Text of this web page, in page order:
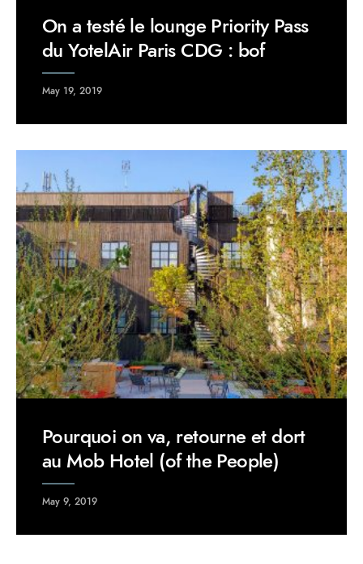
On a testé le lounge Priority Pass
du YotelAir Paris CDG : bof
May 19, 2019
Pourquoi on va, retourne et dort
au Mob Hotel (of the People)
May 9, 2019